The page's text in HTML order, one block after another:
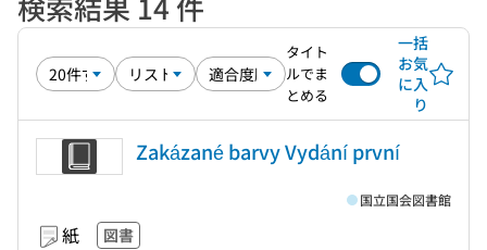
タイト
ルでま
とめる
一括
お気
に入
り
Zakázané barvy Vydání první
紙 図書
国立国会図書館